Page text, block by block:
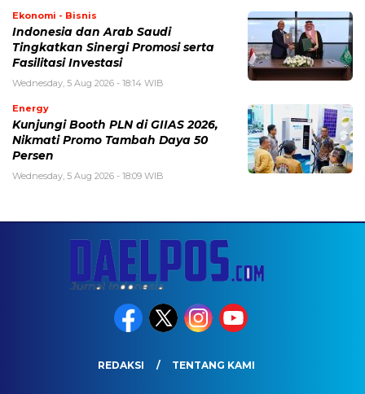
Ekonomi - Bisnis
Indonesia dan Arab Saudi
Tingkatkan Sinergi Promosi serta
Fasilitasi Investasi
Wednesday, 5 Aug 2026 - 18:14 WIB
Energy
Kunjungi Booth PLN di GIIAS 2026,
Nikmati Promo Tambah Daya 50
Persen
Wednesday, 5 Aug 2026 - 18:09 WIB
REDAKSI TENTANG KAMI